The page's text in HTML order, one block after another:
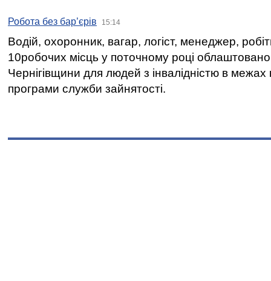
Робота без бар’єрів 15:14
Водій, охоронник, вагар, логіст, менеджер,
10робочих місць у поточному році
Чернігівщини для людей з інвалідністю в межах
програми служби зайнятості.